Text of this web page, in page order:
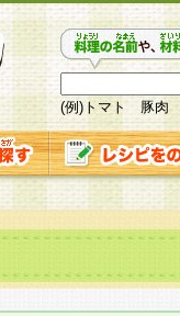
(例)トマト 豚肉